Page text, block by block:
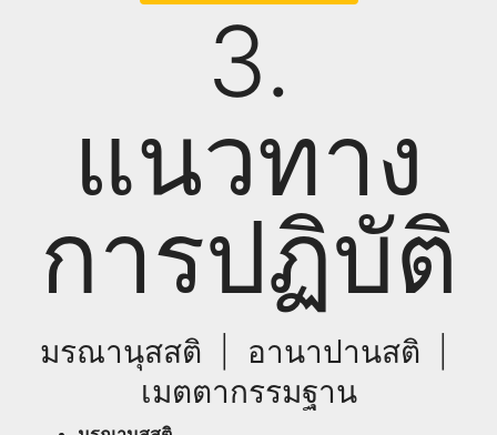
3.
แนวทาง
การปฏิบัติ
มรณานุสสติ | อานาปานสติ |
เมตตากรรมฐาน